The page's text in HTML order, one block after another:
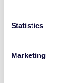
Statistics
Marketing
Salarisverwachting